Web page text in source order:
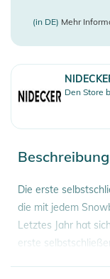
(in DE) Mehr
Den Store
Beschreibung
Die erste
die mit jedem
Letztes Jahr hat
erste